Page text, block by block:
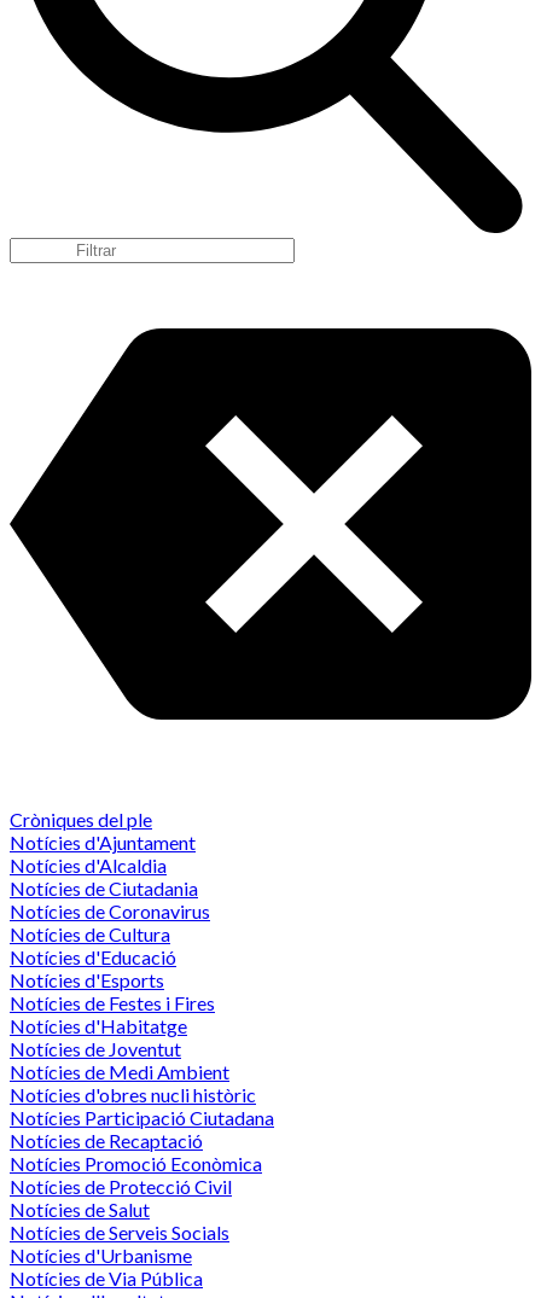
Cròniques del ple
Notícies d'Ajuntament
Notícies d'Alcaldia
Notícies de Ciutadania
Notícies de Coronavirus
Notícies de Cultura
Notícies d'Educació
Notícies d'Esports
Notícies de Festes i Fires
Notícies d'Habitatge
Notícies de Joventut
Notícies de Medi Ambient
Notícies d'obres nucli històric
Notícies Participació Ciutadana
Notícies de Recaptació
Notícies Promoció Econòmica
Notícies de Protecció Civil
Notícies de Salut
Notícies de Serveis Socials
Notícies d'Urbanisme
Notícies de Via Pública